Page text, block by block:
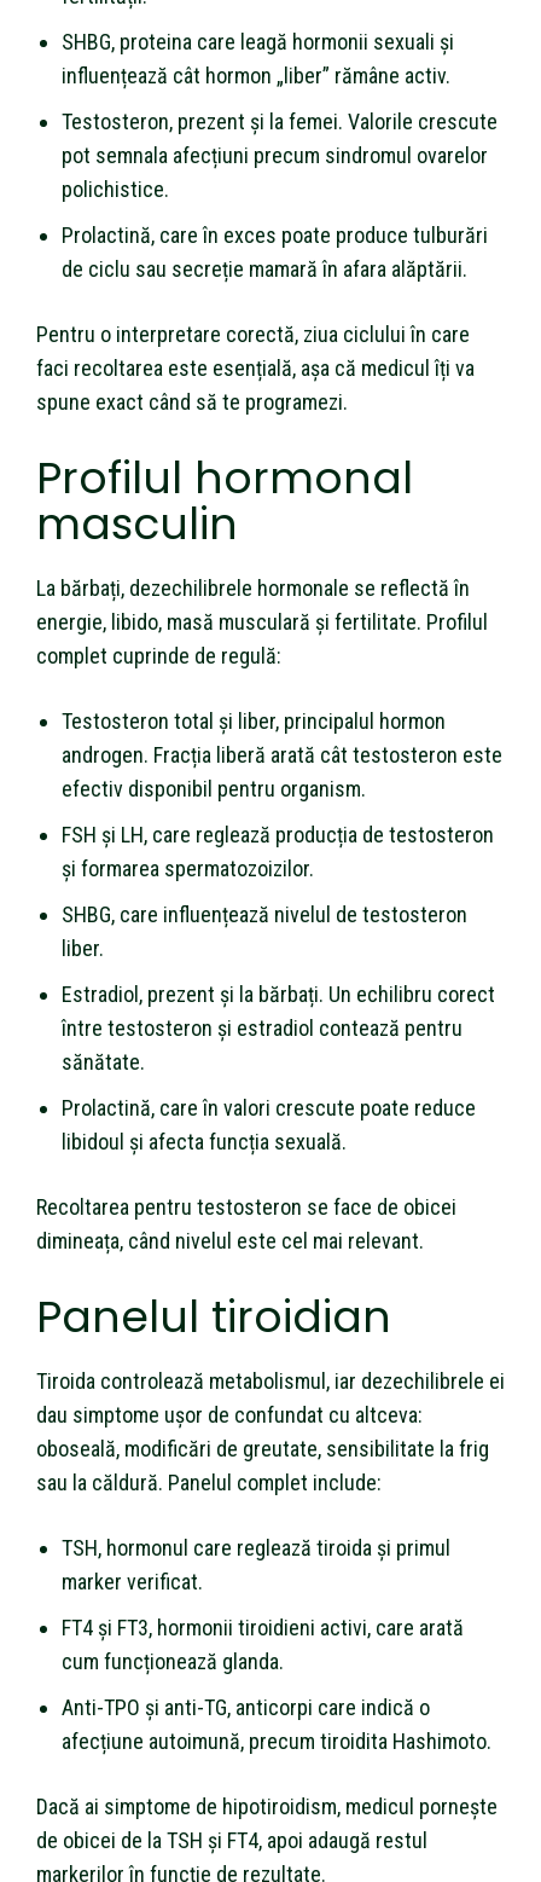
SHBG, proteina care leagă hormonii sexuali și
influențează cât hormon „liber” rămâne activ.
Testosteron, prezent și la femei. Valorile crescute
pot semnala afecțiuni precum sindromul ovarelor
polichistice.
Prolactină, care în exces poate produce tulburări
de ciclu sau secreție mamară în afara alăptării.
Pentru o interpretare corectă, ziua ciclului în care
faci recoltarea este esențială, așa că medicul îți va
spune exact când să te programezi.
Profilul hormonal
masculin
La bărbați, dezechilibrele hormonale se reflectă în
energie, libido, masă musculară și fertilitate. Profilul
complet cuprinde de regulă:
Testosteron total și liber, principalul hormon
androgen. Fracția liberă arată cât testosteron este
efectiv disponibil pentru organism.
FSH și LH, care reglează producția de testosteron
și formarea spermatozoizilor.
SHBG, care influențează nivelul de testosteron
liber.
Estradiol, prezent și la bărbați. Un echilibru corect
între testosteron și estradiol contează pentru
sănătate.
Prolactină, care în valori crescute poate reduce
libidoul și afecta funcția sexuală.
Recoltarea pentru testosteron se face de obicei
dimineața, când nivelul este cel mai relevant.
Panelul tiroidian
Tiroida controlează metabolismul, iar dezechilibrele ei
dau simptome ușor de confundat cu altceva:
oboseală, modificări de greutate, sensibilitate la frig
sau la căldură. Panelul complet include:
TSH, hormonul care reglează tiroida și primul
marker verificat.
FT4 și FT3, hormonii tiroidieni activi, care arată
cum funcționează glanda.
Anti-TPO și anti-TG, anticorpi care indică o
afecțiune autoimună, precum tiroidita Hashimoto.
Dacă ai simptome de hipotiroidism, medicul pornește
de obicei de la TSH și FT4, apoi adaugă restul
markerilor în funcție de rezultate.